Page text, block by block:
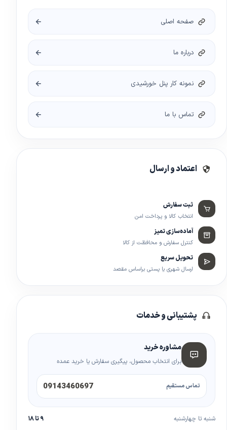
صفحه اصلی
درباره ما
نمونه کار پنل خورشیدی
تماس با ما
اعتماد و ارسال
ثبت سفارش
انتخاب کالا و پرداخت امن
آماده‌سازی تمیز
کنترل سفارش و محافظت از کالا
تحویل سریع
ارسال شهری یا پستی براساس مقصد
پشتیبانی و خدمات
مشاوره خرید
برای انتخاب محصول، پیگیری سفارش یا خرید عمده
تماس مستقیم 09143460697
شنبه تا چهارشنبه
۹ تا ۱۸